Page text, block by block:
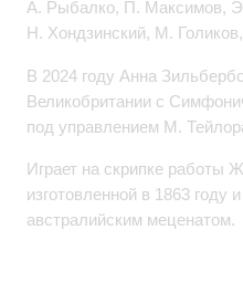
А. Рыбалко, П. Максимов,
Н. Хондзинский, М.
В 2024 году Анна
Великобритании с
под управлением М.
Играет на скрипке работы
изготовленной в 1863 году
австралийским меценатом.